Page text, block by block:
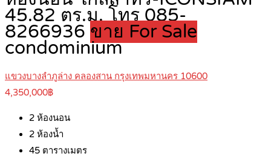
45.82 ตร.ม. โทร 085-
8266936 ขาย For Sale
condominium
แขวงบางลำภูล่าง คลองสาน กรุงเทพมหานคร 10600
4,350,000฿
2 ห้องนอน
2 ห้องน้ำ
45 ตารางเมตร